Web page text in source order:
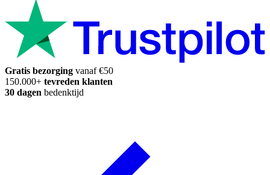
Gratis bezorging vanaf €50
150.000+ tevreden klanten
30 dagen bedenktijd